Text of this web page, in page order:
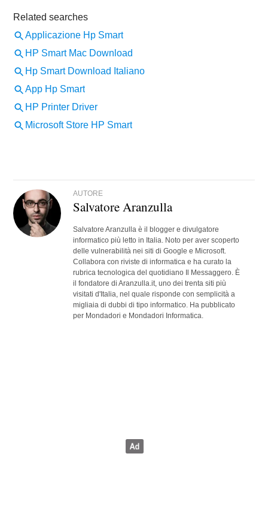
AUTORE
Salvatore Aranzulla
Salvatore Aranzulla è il blogger e divulgatore
informatico più letto in Italia. Noto per aver scoperto
delle vulnerabilità nei siti di Google e Microsoft.
Collabora con riviste di informatica e ha curato la
rubrica tecnologica del quotidiano Il Messaggero. È
il fondatore di Aranzulla.it, uno dei trenta siti più
visitati d'Italia, nel quale risponde con semplicità a
migliaia di dubbi di tipo informatico. Ha pubblicato
per Mondadori e Mondadori Informatica.